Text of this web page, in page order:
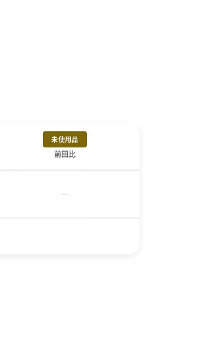
未使用品
前回比
－